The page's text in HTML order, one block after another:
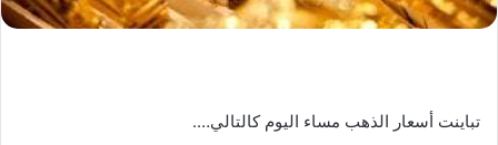
تباينت أسعار الذهب مساء اليوم كالتالي….